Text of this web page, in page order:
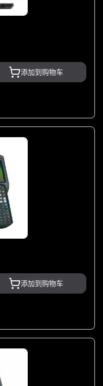
添加到购物车
添加到购物车